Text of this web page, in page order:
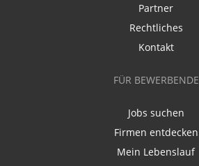
Partner
Rechtliches
Kontakt
FÜR BEWERBENDE
Jobs suchen
Firmen entdecken
Mein Lebenslauf